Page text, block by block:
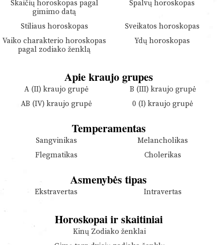
Skaičių horoskopas pagal
gimimo datą
Spalvų horoskopas
Stiliaus horoskopas
Sveikatos horoskopas
Vaiko charakterio horoskopas
pagal zodiako ženklą
Ydų horoskopas
Apie kraujo grupes
A (II) kraujo grupė
B (III) kraujo grupė
AB (IV) kraujo grupė
0 (I) kraujo grupė
Temperamentas
Sangvinikas
Melancholikas
Flegmatikas
Cholerikas
Asmenybės tipas
Ekstravertas Intravertas
Horoskopai ir skaitiniai
Kinų Zodiako ženklai